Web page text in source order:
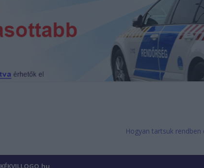
Hogyan tartsuk
KÉKVILLOGO.hu